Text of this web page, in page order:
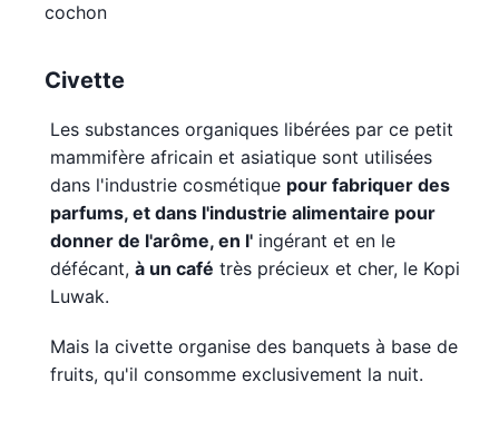
cochon
Civette
Les substances organiques libérées par ce petit
mammifère africain et asiatique sont utilisées
dans l'industrie cosmétique pour fabriquer des
parfums, et dans l'industrie alimentaire pour
donner de l'arôme, en l' ingérant et en le
défécant, à un café très précieux et cher, le Kopi
Luwak.
Mais la civette organise des banquets à base de
fruits, qu'il consomme exclusivement la nuit.